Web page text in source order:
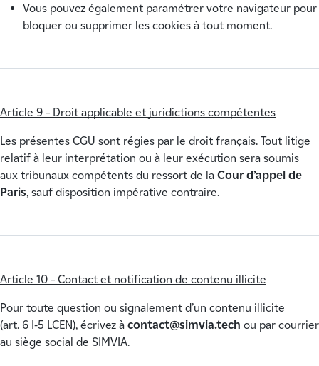
Vous pouvez également paramétrer votre navigateur pour
bloquer ou supprimer les cookies à tout moment.
Article 9 – Droit applicable et juridictions compétentes
Les présentes CGU sont régies par le droit français. Tout litige
relatif à leur interprétation ou à leur exécution sera soumis
aux tribunaux compétents du ressort de la Cour d’appel de
Paris, sauf disposition impérative contraire.
Article 10 – Contact et notification de contenu illicite
Pour toute question ou signalement d’un contenu illicite
(art. 6 I‑5 LCEN), écrivez à contact@simvia.tech ou par courrier
au siège social de SIMVIA.